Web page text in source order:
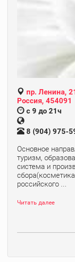
пр. Ленина,
Россия, 454091
с 9 до 21ч
8 (904) 975-
Основное
туризм,
система и
российского ...
Читать далее